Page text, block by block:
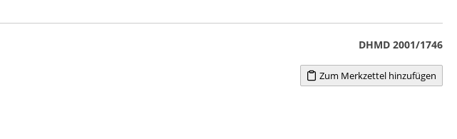
DHMD 2001/1746
Zum Merkzettel hinzufügen